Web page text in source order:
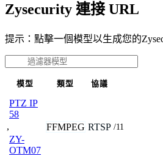
Zysecurity 連接 URL
提示：點擊一個模型以生成您的
模型 類型 協議
PTZ IP
58
,
ZY-
OTM07
FFMPEG RTSP /11